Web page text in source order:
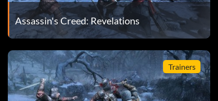
Assassin's Creed: Revelations
Trainers